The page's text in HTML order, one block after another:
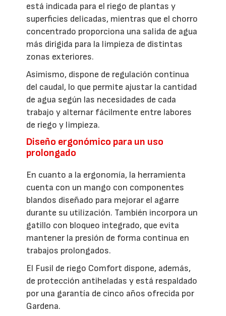
está indicada para el riego de plantas y
superficies delicadas, mientras que el chorro
concentrado proporciona una salida de agua
más dirigida para la limpieza de distintas
zonas exteriores.
Asimismo, dispone de regulación continua
del caudal, lo que permite ajustar la cantidad
de agua según las necesidades de cada
trabajo y alternar fácilmente entre labores
de riego y limpieza.
Diseño ergonómico para un uso
prolongado
En cuanto a la ergonomía, la herramienta
cuenta con un mango con componentes
blandos diseñado para mejorar el agarre
durante su utilización. También incorpora un
gatillo con bloqueo integrado, que evita
mantener la presión de forma continua en
trabajos prolongados.
El Fusil de riego Comfort dispone, además,
de protección antiheladas y está respaldado
por una garantía de cinco años ofrecida por
Gardena.